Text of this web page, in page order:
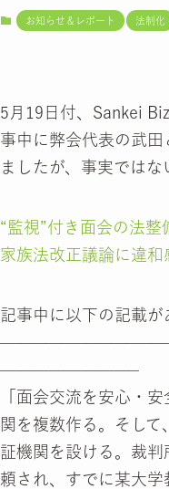
お知らせ＆レポート 法制化
5月19日付、Sankei
事中に弊会代表の武
ましたが、事実ではな
“監視”付き面会の法
家族法改正議論に違和
記事中に以下の記載が
————————–
「面会交流を安心・
関を複数作る。そし
証機関を設ける。裁
頼され、すでに某大